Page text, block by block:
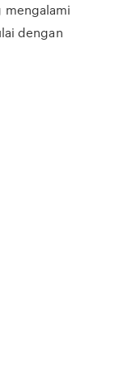
mengalami
dengan